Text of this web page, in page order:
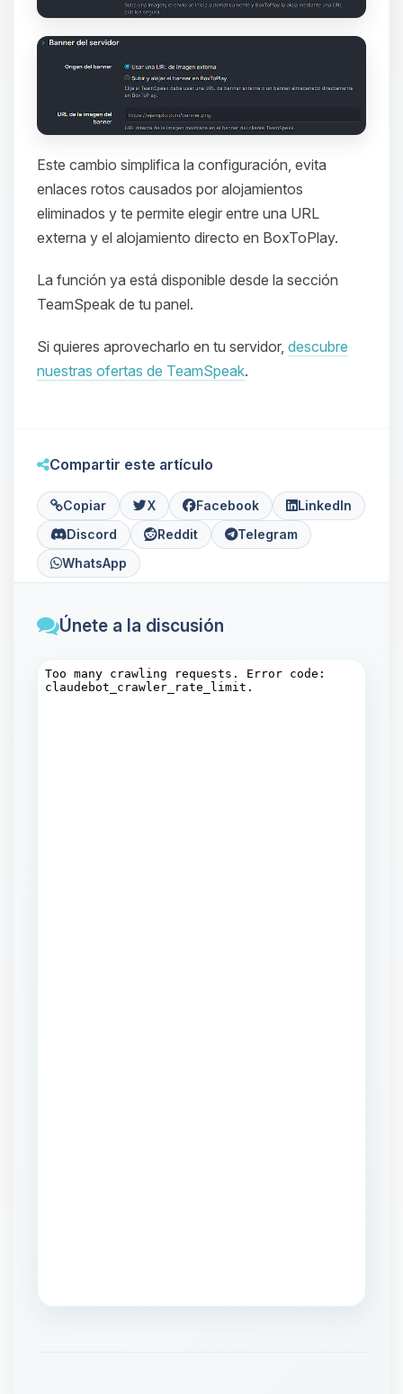
Este cambio simplifica la configuración, evita
enlaces rotos causados por alojamientos
eliminados y te permite elegir entre una URL
externa y el alojamiento directo en BoxToPlay.
La función ya está disponible desde la sección
TeamSpeak de tu panel.
Si quieres aprovecharlo en tu servidor, descubre
nuestras ofertas de TeamSpeak.
Compartir este artículo
Copiar X Facebook
LinkedIn
Discord
Reddit
Telegram
WhatsApp
Únete a la discusión
Yupi, por fin alguien con quien
hablar! Soy Choupy, tu pequeno